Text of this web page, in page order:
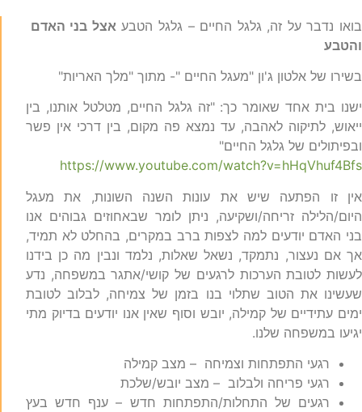
נדבר על זה, גלגל החיים – גלגל הטבע אצל בני האדם
של אלטון ג'ון "מעגל החיים "- מתוך "מלך האריות"
בית אחד שאומר כך: "זה גלגל החיים, מטלטל אותנו, בין
לתיקוה לאהבה, עד נמצא פה מקום, בין דרכי אין פשר
של גלגל החיים"
https://www.youtube.com/
זו הפתעה שיש את עונות השנה השונות, את מעגל
הלילה זריחה/ושקיעה, ניתן לומר שבאחוזים גבוהים אנו
האדם יודעים למה לצפות ברב במקרים, בהחלט לא תמיד,
אם נעצור, נתמקד, נשאל שאלות, נלמד ונבין מה כן בידנו
לטובת הערכות לרגעים של קושי/אתגר במשפחה, נדע
את הטוב שתלוי בנו בזמן של צמיחה, לבלוב לטובת
עתידיים של קמילה, יובש וסוף שאין אנו יודעים בדיוק מתי
במשפחה שלנו.
רגעי התפתחות וצמיחה – מצב קמילה
רגעי פריחה ולבלוב – מצב יובש/שלכת
רגעים של התחלות/התפתחות חדש – ענף חדש בעץ